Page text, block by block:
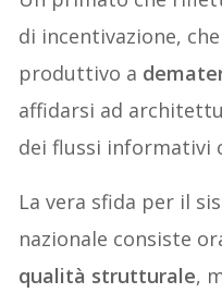
di incentivazione,
produttivo a
affidarsi ad
dei flussi informativi
La vera sfida per il
nazionale consiste
qualità strutturale,